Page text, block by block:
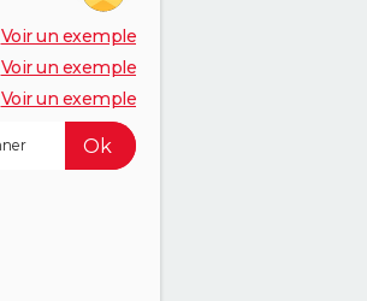
Voir un exemple
Voir un exemple
Voir un exemple